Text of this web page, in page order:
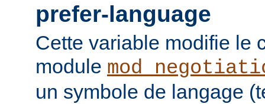
prefer-language
Cette variable modifie le
module
un symbole de langage